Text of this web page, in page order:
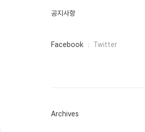
공지사항
페
그
Facebook Twitter
Archives